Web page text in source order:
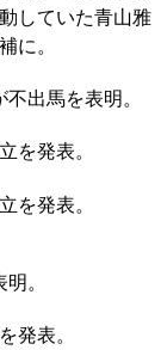
していた青山雅
に。
出馬を表明。
を発表。
を発表。
。
発表。